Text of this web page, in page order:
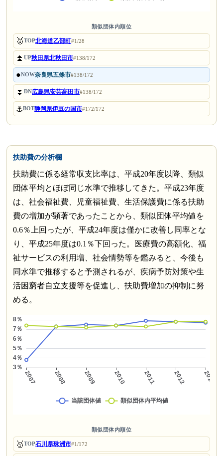
類似団体内順位
🥇TOP北海道乙部町#1/28
⏫UP秋田県北秋田市#138/172
●NOW奈良県五條市#138/172
⏬DN広島県安芸高田市#138/172
⚓BOT静岡県伊豆の国市#172/172
扶助費の分析欄
扶助費に係る経常収支比率は、平成20年度以降、類似
団体平均とほぼ同じ水準で推移してきた。平成23年度
は、社会福祉費、児童福祉費、生活保護費に係る扶助
費の増加が顕著であったことから、類似団体平均値を
0.6％上回ったが、平成24年度は僅かに改善し同率とな
り、平成25年度は0.1％下回った。医療費の高額化、福
祉サービスの利用増、社会情勢等を鑑みると、今後も
同水準で推移すると予測されるが、疾病予防対策や生
活困窮者自立支援等を促進し、扶助費増加の抑制に努
める。
類似団体内順位
🥇TOP石川県珠洲市#1/172